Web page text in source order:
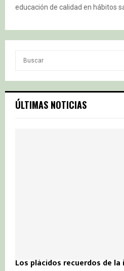
educación de calidad en hábitos
c
h
ÚLTIMAS NOTICIAS
Los plácidos recuerdos de